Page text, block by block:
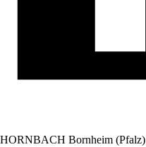
HORNBACH Bornheim (Pfalz)